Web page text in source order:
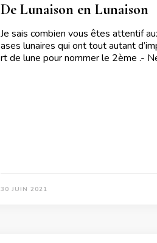
De Lunaison en Lunaison
Je sais combien vous êtes attentif
ases lunaires qui ont tout autant
rt de lune pour nommer le 2ème .-
30 JUIN 2021